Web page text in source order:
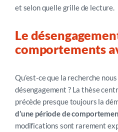
et selon quelle grille de lecture.
Le
comportements
Qu’est-ce que la recherche
désengagement ? La thèse
précède presque toujours la
d’une période de
modifications sont rarement